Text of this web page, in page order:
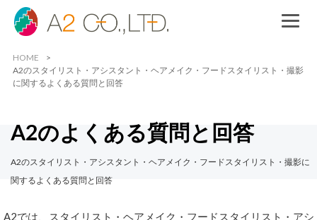
HOME
A2のスタイリスト・アシスタント・ヘアメイク・フードスタイリスト・撮影
に関するよくある質問と回答
A2のよくある質問と回答
A2のスタイリスト・アシスタント・ヘアメイク・フードスタイリスト・撮影に
関するよくある質問と回答
A2では、スタイリスト・ヘアメイク・フードスタイリスト・アシ